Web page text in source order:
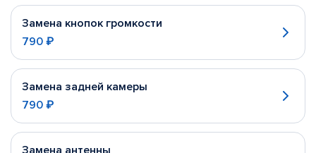
Замена кнопок громкости
790 ₽
Замена задней камеры
790 ₽
Замена антенны